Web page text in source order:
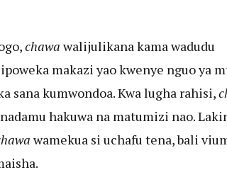
chawa walijulikana kama wadudu
makazi yao kwenye nguo ya
sana kumwondoa. Kwa lugha rahisi,
hakuwa na matumizi nao.
wamekua si uchafu tena, bali